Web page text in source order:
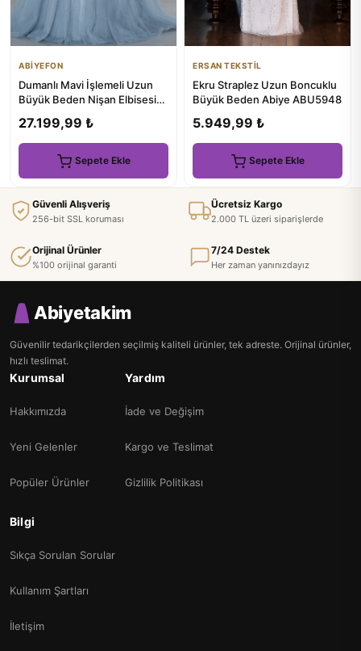
ABİYEFON
Dumanlı Mavi İşlemeli Uzun
Büyük Beden Nişan Elbisesi
27.199,99 ₺
Sepete Ekle
ERSAN TEKSTİL
Ekru Straplez Uzun Boncuklu
Büyük Beden Abiye ABU5948
5.949,99 ₺
Sepete Ekle
Güvenli Alışveriş
256-bit SSL koruması
Ücretsiz Kargo
2.000 TL üzeri siparişlerde
Orijinal Ürünler
%100 orijinal garanti
7/24 Destek
Her zaman yanınızdayız
Abiyetakim
Güvenilir tedarikçilerden seçilmiş kaliteli ürünler, tek adreste. Orijinal ürünler,
hızlı teslimat.
Kurumsal
Hakkımızda
Yeni Gelenler
Popüler Ürünler
Yardım
İade ve Değişim
Kargo ve Teslimat
Gizlilik Politikası
Bilgi
Sıkça Sorulan Sorular
Kullanım Şartları
İletişim